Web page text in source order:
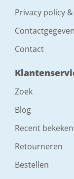
Privacy policy
Contact
Zoek
Blog
Recent
Retourneren
Bestellen